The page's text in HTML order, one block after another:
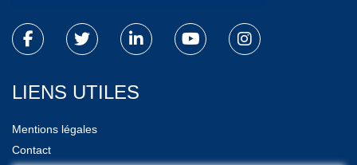
LIENS UTILES
Mentions légales
Contact